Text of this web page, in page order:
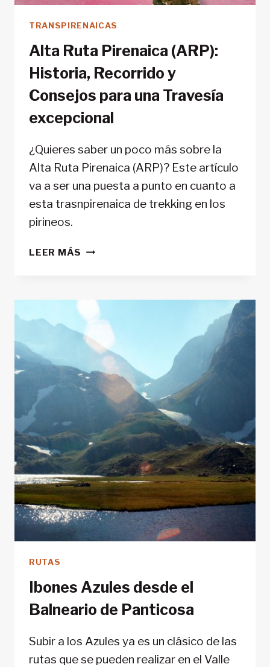
TRANSPIRENAICAS
Alta Ruta Pirenaica (ARP):
Historia, Recorrido y
Consejos para una Travesía
excepcional
¿Quieres saber un poco más sobre la
Alta Ruta Pirenaica (ARP)? Este artículo
va a ser una puesta a punto en cuanto a
esta trasnpirenaica de trekking en los
pirineos.
LEER MÁS ALTA
HISTORIA,
RECORRIDO
Y
CONSEJOS
PARA
UNA
TRAVESÍA
EXCEPCIONAL
RUTAS
Ibones Azules desde el
Balneario de Panticosa
Subir a los Azules ya es un clásico de las
rutas que se pueden realizar en el Valle